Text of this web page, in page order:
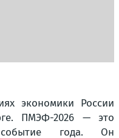
экономики России
ПМЭФ-2026 — это
событие года. Он